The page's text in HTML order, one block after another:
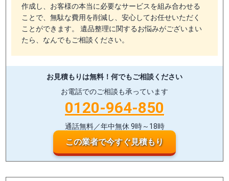
作成し、お客様の本当に必要なサービスを組み合わせる
ことで、無駄な費用を削減し、安心してお任せいただく
ことができます。 遺品整理に関するお悩みがございまい
たら、なんでもご相談ください。
お見積もりは無料！ 何でもご相談ください
お電話でのご相談も承っています
0120-964-850
通話無料／年中無休 9時～18時
この業者で今すぐ見積もり